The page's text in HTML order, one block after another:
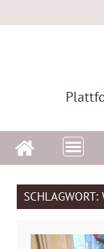
to
SCHLAGWORT: